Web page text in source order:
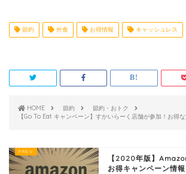
節約 外食 お得情報 キャッシュレス
HOME 節約
節約・おトク
【Go To Eat キャンペーン】すかいらーく店舗が参加！お得
【2020年版】
お得キャンペーン情